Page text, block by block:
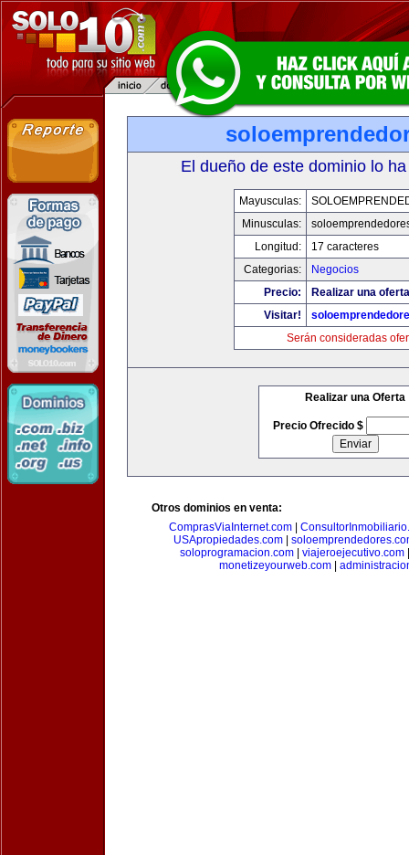
El dueño de este dominio lo
Mayusculas:
Minusculas:
Longitud:
17 caracteres
Categorias:
Negocios
Precio:
Realizar una
Visitar!
Serán consideradas
Realizar una Oferta
Precio Ofrecido $
Otros dominios en venta:
ComprasViaInternet.com
USApropiedades.com
soloprogramacion.com
viajeroejecutivo.com
monetizeyourweb.com